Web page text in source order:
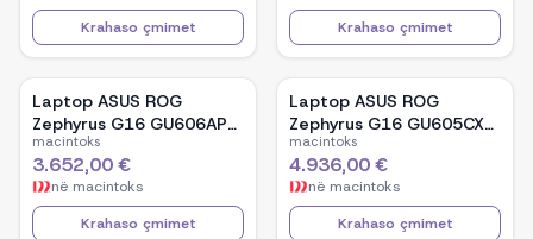
Krahaso çmimet
5070, 32GB RAM, 1TB
SSD, Windows 11 - White
Krahaso çmimet
Laptop ASUS ROG
Zephyrus G16 GU606AP-
TB041W, 16-inch OLED,
Intel Core Ultra 9 386H,
NVIDIA GeForce RTX
5070, 32GB RAM, 1TB
macintoks
3.652,00 €
në macintoks
Krahaso çmimet
Laptop ASUS ROG
Zephyrus G16 GU605CX-
QR106W, 16-inch WQXGA
OLED, Intel Core Ultra 9
285H, NVIDIA GeForce
RTX 5090, 32GB RAM,
macintoks
4.936,00 €
në macintoks
Krahaso çmimet